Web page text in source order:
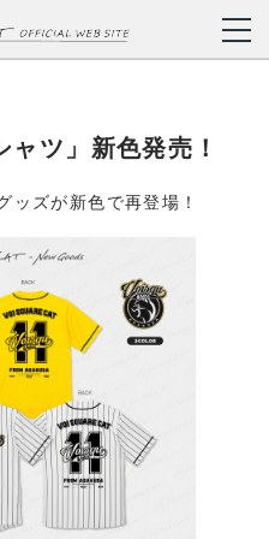
ャツ」新色発売！
ッズが新色で再登場！